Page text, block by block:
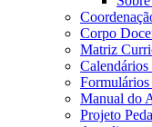
Corpo
Matriz
Formulários
Manual do
Projeto